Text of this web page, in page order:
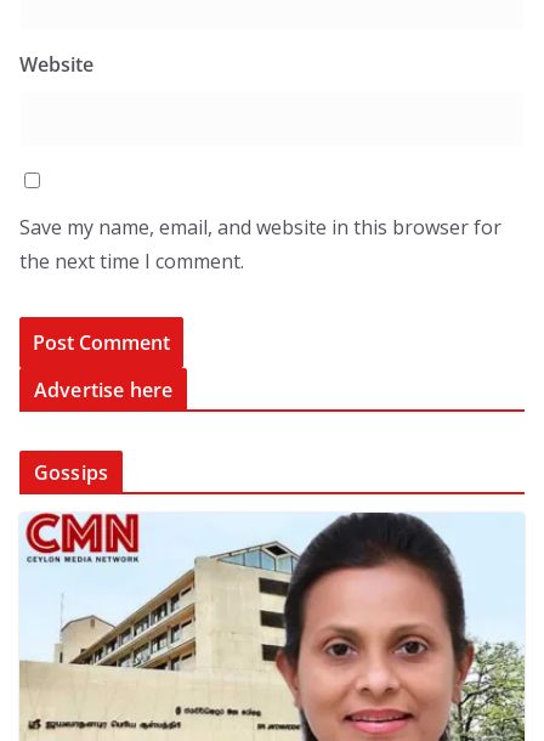
Website
Save my name, email, and website in this browser for
the next time I comment.
Advertise here
Gossips